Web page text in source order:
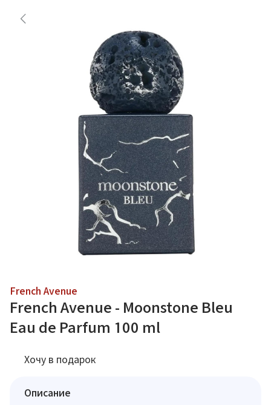
French Avenue
French Avenue - Moonstone Bleu
Eau de Parfum 100 ml
Хочу в подарок
Описание